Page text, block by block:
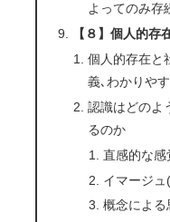
よってのみ存
【８】個人的存
個人的存在と
義､わかりや
認識はどのよ
るのか
直感的な感
イマージ
概念による